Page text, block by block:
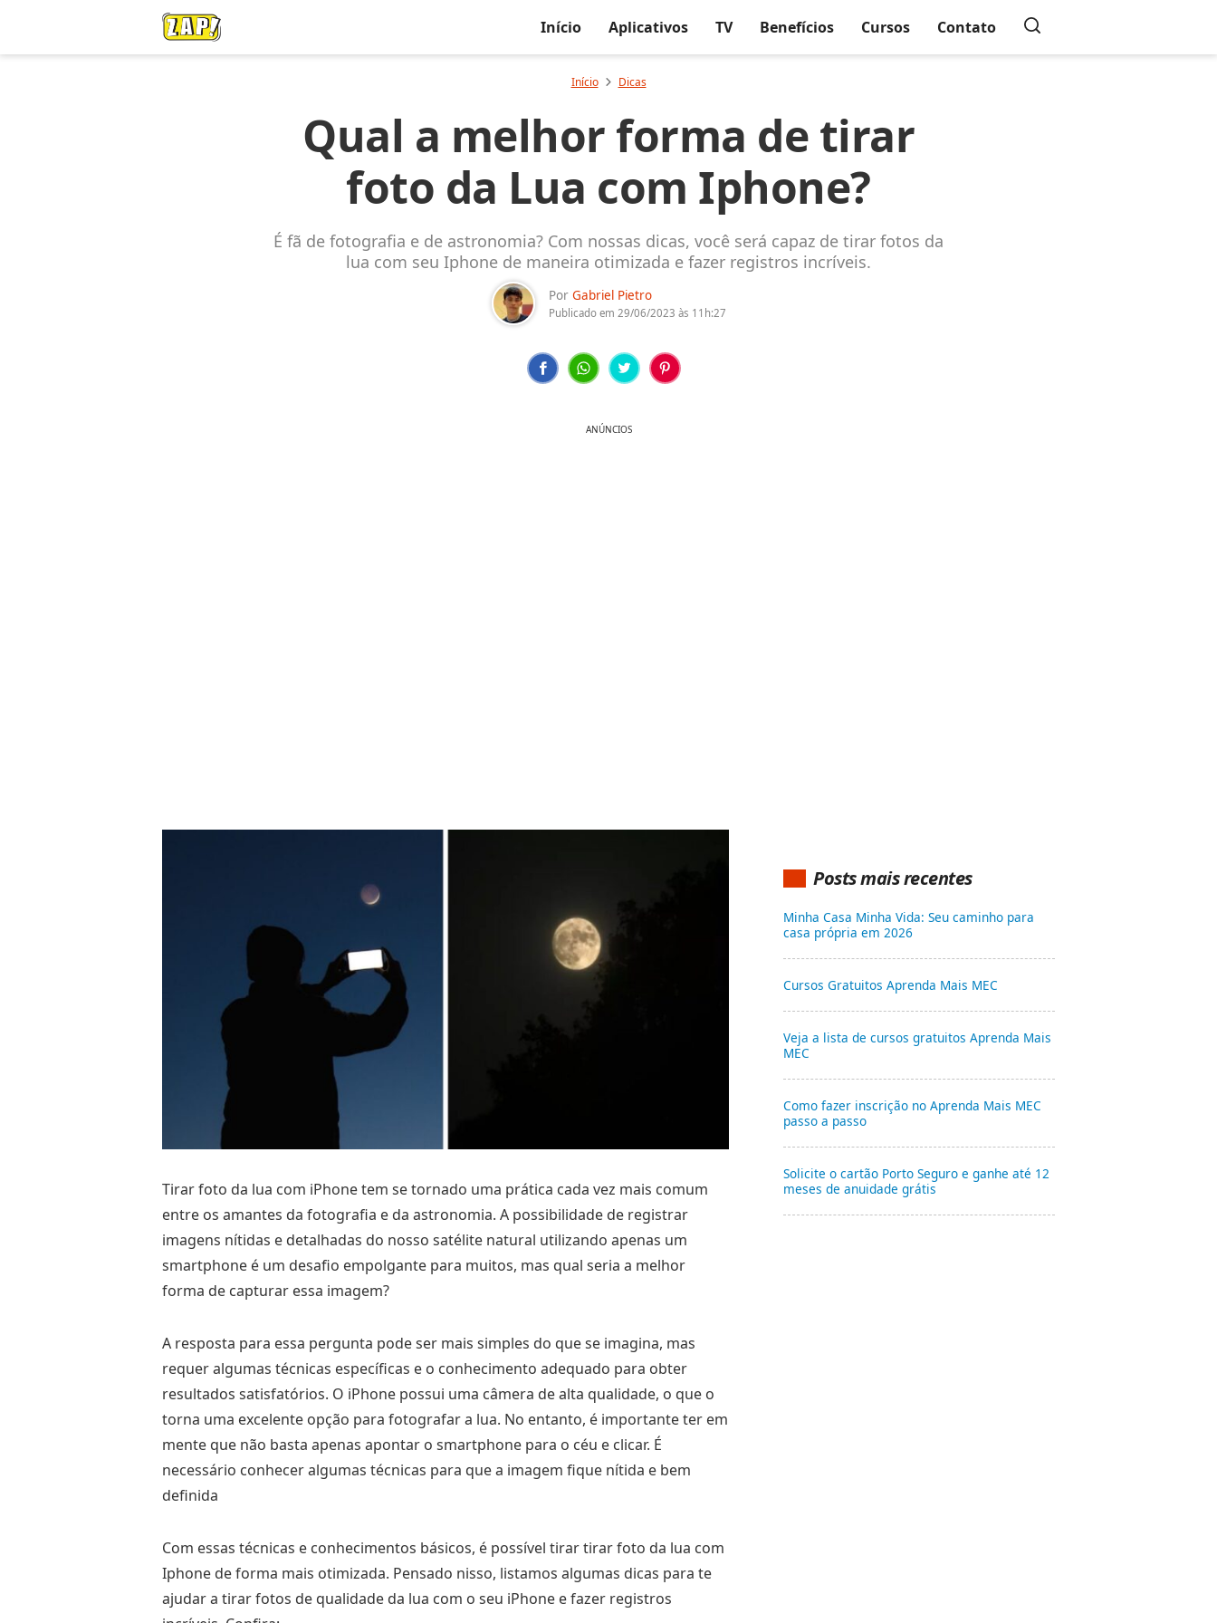
Início Aplicativos TV Benefícios Cursos Contato
Início Dicas
Qual a melhor forma de tirar
foto da Lua com Iphone?
É fã de fotografia e de astronomia? Com nossas dicas, você será capaz de tirar fotos da
lua com seu Iphone de maneira otimizada e fazer registros incríveis.
Por Gabriel Pietro
Publicado em 29/06/2023 às 11h:27
ANÚNCIOS
Tirar foto da lua com iPhone tem se tornado uma prática cada vez mais comum
entre os amantes da fotografia e da astronomia. A possibilidade de registrar
imagens nítidas e detalhadas do nosso satélite natural utilizando apenas um
smartphone é um desafio empolgante para muitos, mas qual seria a melhor
forma de capturar essa imagem?
A resposta para essa pergunta pode ser mais simples do que se imagina, mas
requer algumas técnicas específicas e o conhecimento adequado para obter
resultados satisfatórios. O iPhone possui uma câmera de alta qualidade, o que o
torna uma excelente opção para fotografar a lua. No entanto, é importante ter em
mente que não basta apenas apontar o smartphone para o céu e clicar. É
necessário conhecer algumas técnicas para que a imagem fique nítida e bem
definida
Com essas técnicas e conhecimentos básicos, é possível tirar tirar foto da lua com
Iphone de forma mais otimizada. Pensado nisso, listamos algumas dicas para te
ajudar a tirar fotos de qualidade da lua com o seu iPhone e fazer registros
Posts mais recentes
Minha Casa Minha Vida: Seu caminho para
casa própria em 2026
Cursos Gratuitos Aprenda Mais MEC
Veja a lista de cursos gratuitos Aprenda Mais
MEC
Como fazer inscrição no Aprenda Mais MEC
passo a passo
Solicite o cartão Porto Seguro e ganhe até 12
meses de anuidade grátis